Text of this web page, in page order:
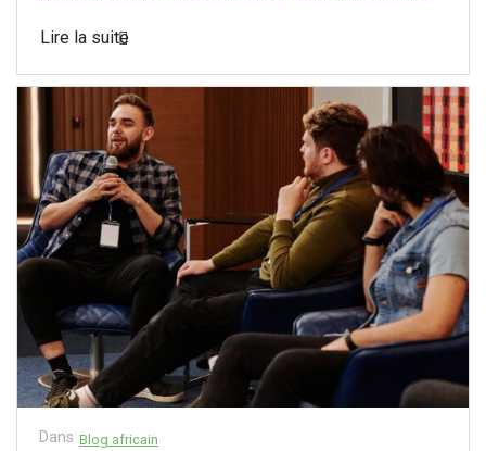
Lire la suite
Dans Blog africain